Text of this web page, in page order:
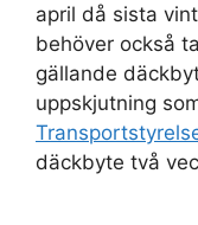
april då sista
behöver också
gällande
uppskjutning
däckbyte två